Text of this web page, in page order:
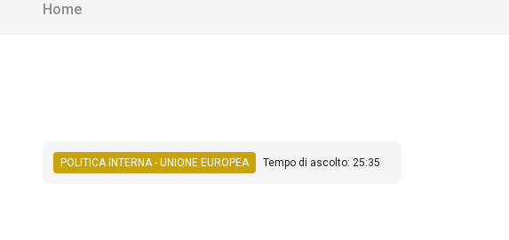
Home
POLITICA INTERNA - UNIONE EUROPEA Tempo di ascolto: 25:35